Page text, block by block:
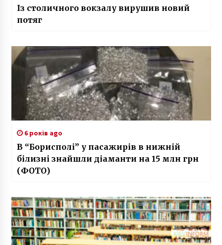
Із столичного вокзалу вирушив новий
потяг
6 років ago
В “Борисполі” у пасажирів в нижній
білизні знайшли діаманти на 15 млн грн
(ФОТО)